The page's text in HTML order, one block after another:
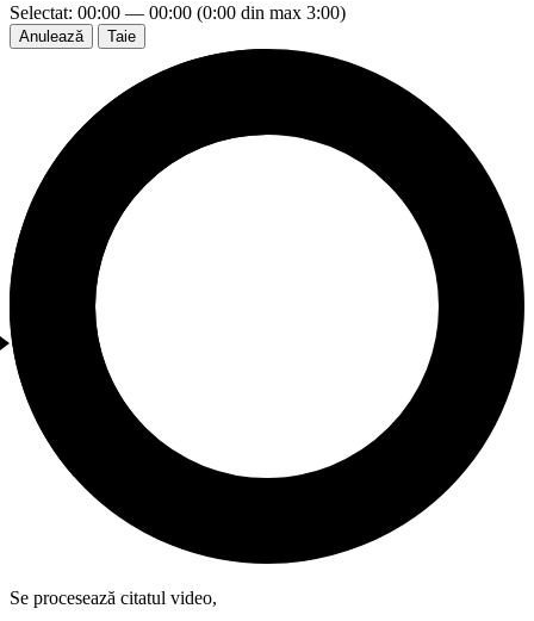
Selectat: 00:00 — 00:00 (0:00 din max 3:00)
Anulează Taie
Se procesează citatul video,